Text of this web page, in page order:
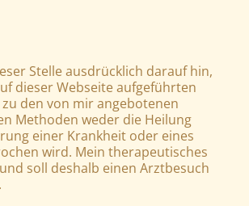
Stelle ausdrücklich darauf hin,
dieser Webseite aufgeführten
den von mir angebotenen
Methoden weder die Heilung
einer Krankheit oder eines
wird. Mein therapeutisches
soll deshalb einen Arztbesuch